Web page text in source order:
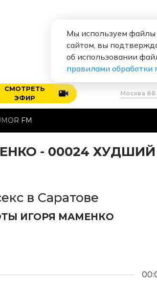
СМОТРЕТЬ
ЭФИР
Москва
- 00024 ХУДШИЙ
в Саратове
ИГОРЯ МАМЕНКО
Мы используем файлы
сайтом, вы
об использовании
правилами